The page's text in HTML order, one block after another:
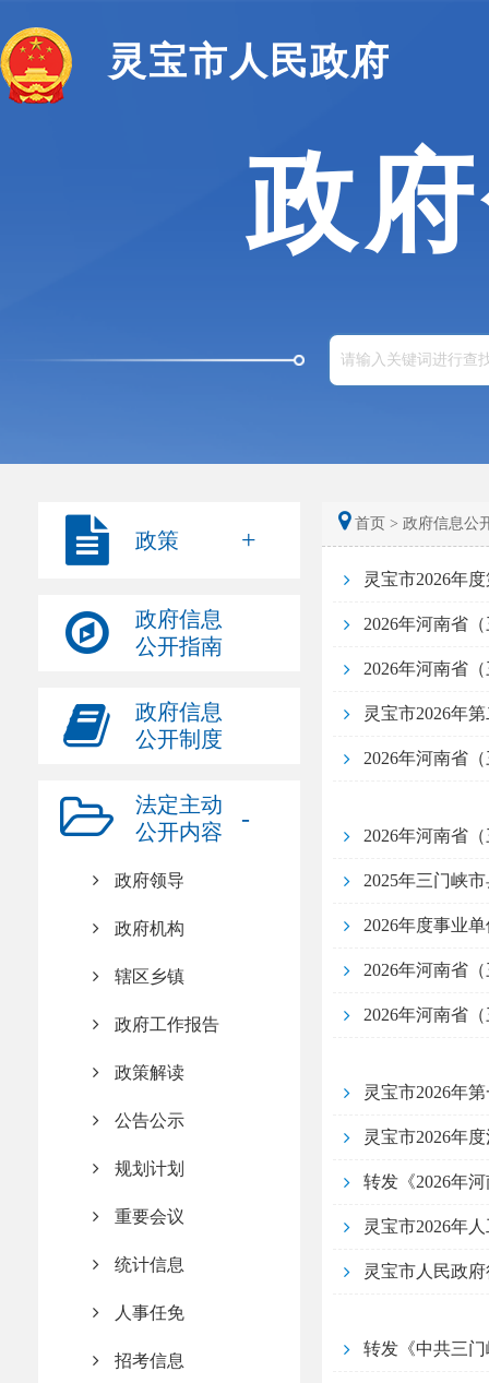
灵宝市人民政府
政
政策
政府信息
公开指南
政府信息
公开制度
法定主动
公开内容
政府领导
政府机构
辖区乡镇
政府工作报告
政策解读
公告公示
规划计划
重要会议
统计信息
人事任免
招考信息
首页 > 政府信息公
灵宝市2026年
2026年河南省
灵宝市2026年
2026年度事业
灵宝市2026年
灵宝市2026年
灵宝市2026年
灵宝市人民政